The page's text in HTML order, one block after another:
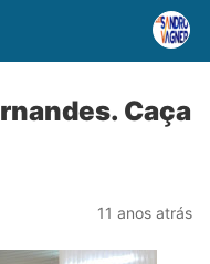
Caça
11 anos atrás